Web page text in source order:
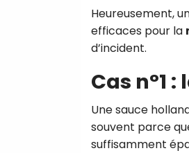
Heureusement,
efficaces pour la
d’incident.
Cas n°1
Une sauce
souvent parce
suffisamment